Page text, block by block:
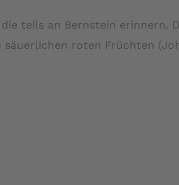
teils an Bernstein erinnern.
roten Früchten